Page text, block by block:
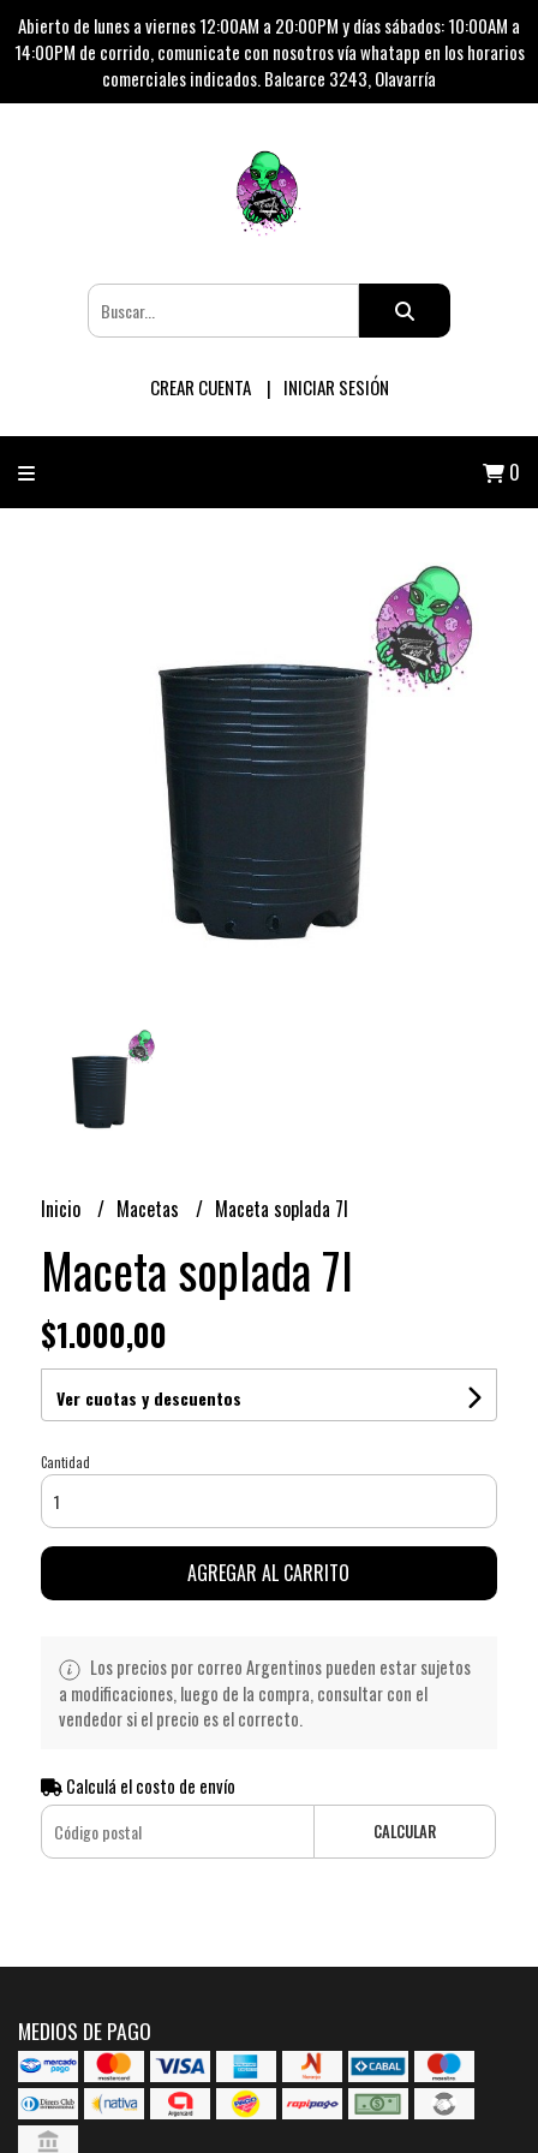
Abierto de lunes a viernes 12:00AM a 20:00PM y días sábados: 10:00AM a
14:00PM de corrido, comunicate con nosotros vía whatapp en los horarios
comerciales indicados. Balcarce 3243, Olavarría
CREAR CUENTA INICIAR SESIÓN
0
Inicio Macetas Maceta soplada 7l
Maceta soplada 7l
$1.000,00
Ver cuotas y descuentos
Cantidad
AGREGAR AL CARRITO
Los precios por correo Argentinos pueden estar sujetos
a modificaciones, luego de la compra, consultar con el
vendedor si el precio es el correcto.
Calculá el costo de envío
CALCULAR
MEDIOS DE PAGO